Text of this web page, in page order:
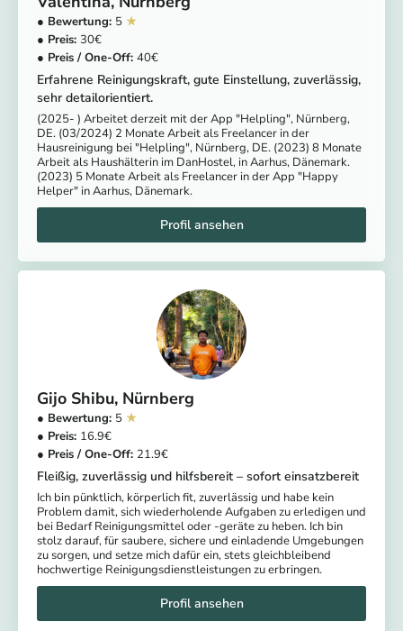
5
30
40
Erfahrene Reinigungskraft, gute Einstellung, zuverlässig,
sehr detailorientiert.
(2025- ) Arbeitet derzeit mit der App "Helpling", Nürnberg,
DE. (03/2024) 2 Monate Arbeit als Freelancer in der
Hausreinigung bei "Helpling", Nürnberg, DE. (2023) 8 Monate
Arbeit als Haushälterin im DanHostel, in Aarhus, Dänemark.
(2023) 5 Monate Arbeit als Freelancer in der App "Happy
Helper" in Aarhus, Dänemark.
Gijo Shibu Nürnberg
5
16.9
21.9
Fleißig, zuverlässig und hilfsbereit – sofort einsatzbereit
Ich bin pünktlich, körperlich fit, zuverlässig und habe kein
Problem damit, sich wiederholende Aufgaben zu erledigen und
bei Bedarf Reinigungsmittel oder -geräte zu heben. Ich bin
stolz darauf, für saubere, sichere und einladende Umgebungen
zu sorgen, und setze mich dafür ein, stets gleichbleibend
hochwertige Reinigungsdienstleistungen zu erbringen.